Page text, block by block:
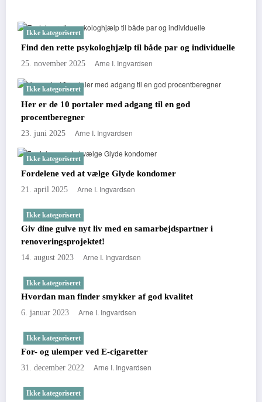
Ikke kategoriseret
Find den rette psykologhjælp til både par og individuelle
25. november 2025 Arne I. Ingvardsen
Ikke kategoriseret
Her er de 10 portaler med adgang til en god
procentberegner
23. juni 2025 Arne I. Ingvardsen
Ikke kategoriseret
Fordelene ved at vælge Glyde kondomer
21. april 2025 Arne I. Ingvardsen
Ikke kategoriseret
Giv dine gulve nyt liv med en samarbejdspartner i
renoveringsprojektet!
14. august 2023 Arne I. Ingvardsen
Ikke kategoriseret
Hvordan man finder smykker af god kvalitet
6. januar 2023 Arne I. Ingvardsen
Ikke kategoriseret
For- og ulemper ved E-cigaretter
31. december 2022 Arne I. Ingvardsen
Ikke kategoriseret